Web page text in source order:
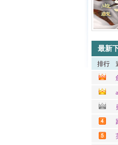
最新
排行